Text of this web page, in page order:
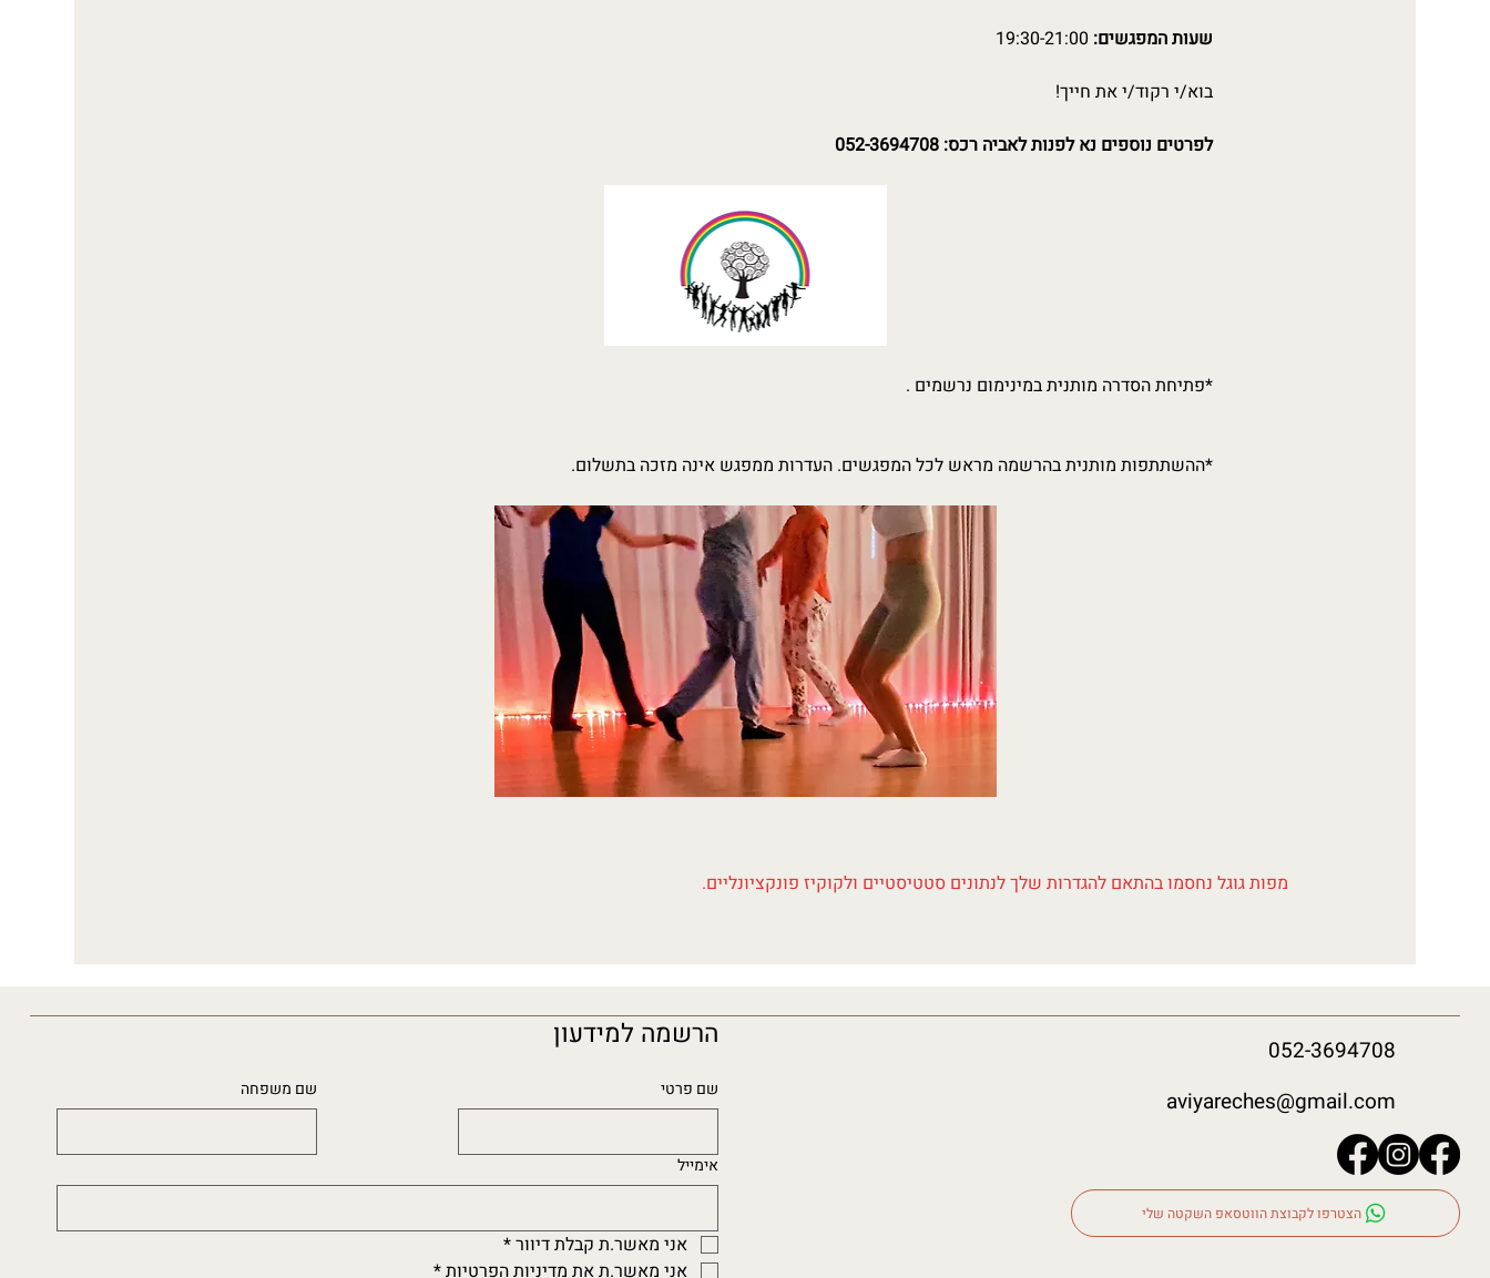
שעות המפגשים:
בוא/י רקוד/י את חייך!
לפרטים נוספים נא לפנות לאביה רכס: 052-3694708
*פתיחת הסדרה מותנית במינימום נרשמים .
*ההשתתפות מותנית בהרשמה מראש לכל המפגשים. העדרות ממפגש אינה מזכה בתשלום.
מפות גוגל נחסמו בהתאם להגדרות שלך לנתונים סטטיסטיים ולקוקיז פונקציונליים.
052-3694708
aviyareches@gmail.com
הצטרפו לקבוצת הווטסאפ השקטה שלי
הרשמה למידעון
שם פרטי שם משפחה
אימייל
אני מאשר.ת קבלת דיוור*
אני מאשר.ת את מדיניות הפרטיות*